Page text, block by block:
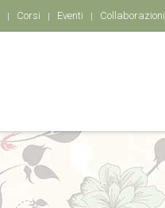
Corsi Eventi Collaborazioni